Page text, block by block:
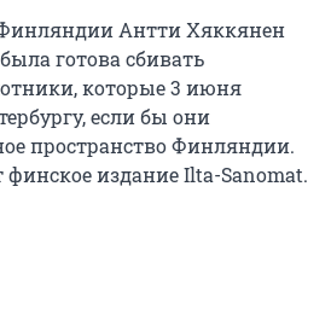
Антти Хяккянен
готова сбивать
которые 3 июня
если бы они
пространство Финляндии.
финское издание Ilta-Sanomat.